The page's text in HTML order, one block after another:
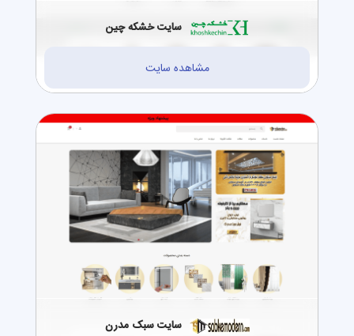
سایت خشکه چین
مشاهده سایت
سایت سبک مدرن